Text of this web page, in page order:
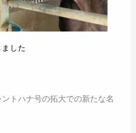
した
トハナ号の拓大での新たな名